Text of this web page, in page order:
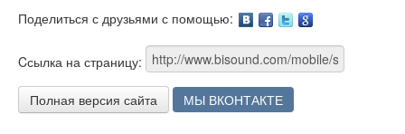
Поделиться с друзьями с помощью:
Cсылка на страницу:
Полная версия сайта МЫ ВКОНТАКТЕ